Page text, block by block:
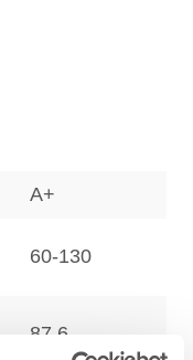
A+
60-130
87,6